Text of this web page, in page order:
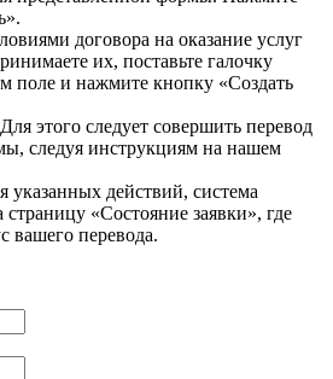
договора на оказание услуг
их, поставьте галочку
поле и нажмите кнопку «Создать
этого следует совершить перевод
следуя инструкциям на нашем
указанных действий, система
страницу «Состояние заявки», где
вашего перевода.